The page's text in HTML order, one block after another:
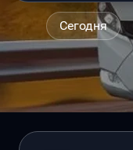
Сегодня